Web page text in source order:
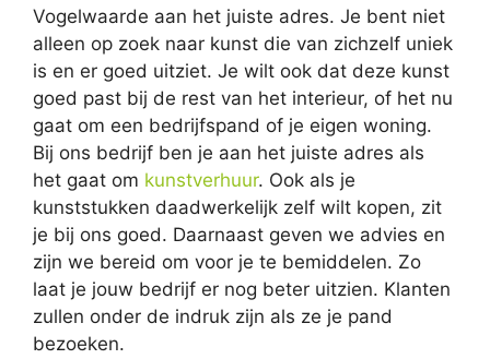
Vogelwaarde aan het juiste adres. Je bent niet
alleen op zoek naar kunst die van zichzelf uniek
is en er goed uitziet. Je wilt ook dat deze kunst
goed past bij de rest van het interieur, of het nu
gaat om een bedrijfspand of je eigen woning.
Bij ons bedrijf ben je aan het juiste adres als
het gaat om kunstverhuur. Ook als je
kunststukken daadwerkelijk zelf wilt kopen, zit
je bij ons goed. Daarnaast geven we advies en
zijn we bereid om voor je te bemiddelen. Zo
laat je jouw bedrijf er nog beter uitzien. Klanten
zullen onder de indruk zijn als ze je pand
bezoeken.